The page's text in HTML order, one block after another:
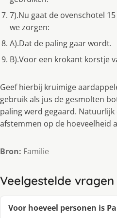
7).Nu gaat de ovenschotel
we zorgen:
A).Dat de paling gaar wordt.
B).Voor een krokant korstje
Geef hierbij kruimige
gebruik als jus de gesmolten
paling werd gegaard.
afstemmen op de hoeveelheid
Bron: Familie
Veelgestelde vragen
Voor hoeveel personen is